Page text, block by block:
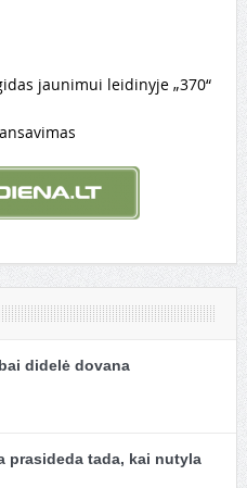
jaunimui leidinyje „370“
didelė dovana
prasideda tada, kai nutyla